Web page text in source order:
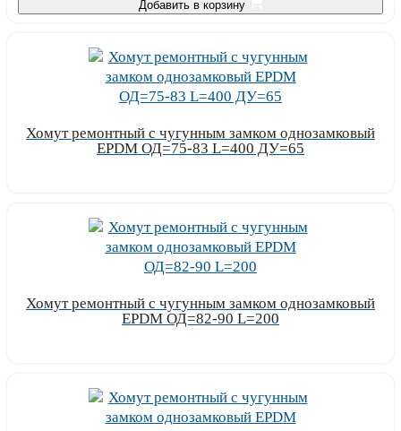
Добавить в корзину
Хомут ремонтный с чугунным замком однозамковый
EPDM ОД=75-83 L=400 ДУ=65
Хомут ремонтный с чугунным замком однозамковый
EPDM ОД=82-90 L=200